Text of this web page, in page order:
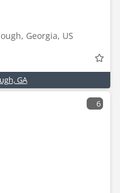
Georgia, US
GA
6